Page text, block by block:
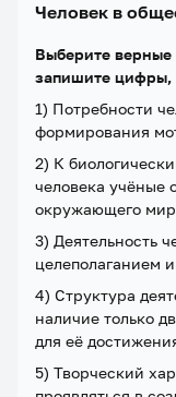
Человек в
Выберите верные
запишите цифры,
1) Потребности
формирования
2) К
человека учёные
окружающего
3) Деятельность
целеполаганием
4) Структура
наличие только
для её
5) Творческий